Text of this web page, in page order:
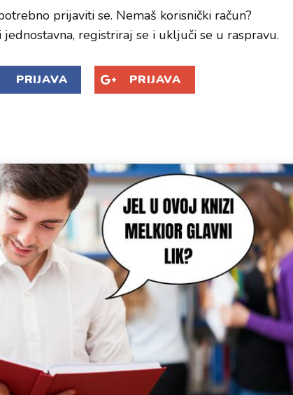
prijaviti se. Nemaš korisnički račun?
jednostavna, registriraj se i uključi se u raspravu.
PRIJAVA PRIJAVA